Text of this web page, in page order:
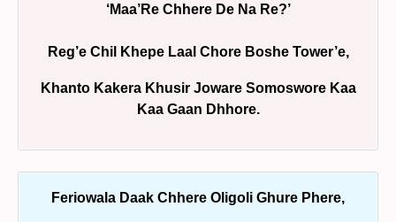
‘Maa’Re Chhere De Na Re?’
Reg’e Chil Khepe Laal Chore Boshe Tower’e,
Khanto Kakera Khusir Joware Somoswore Kaa
Kaa Gaan Dhhore.
Feriowala Daak Chhere Oligoli Ghure Phere,